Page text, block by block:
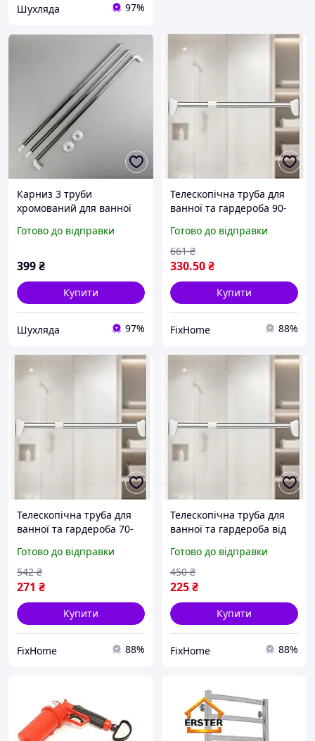
Шухляда 97%
Карниз 3 труби
хромований для ванної
трьох труб збірний
Готово до відправки
399₴
Купити
Шухляда 97%
Телескопічна труба для
ванної та гардероба 90-
регульована конструкція
Готово до відправки
330.50₴
661 ₴
Купити
FixHome 88%
Телескопічна труба для
ванної та гардероба 70-
для економії простору
Готово до відправки
271 ₴
542 ₴
Купити
FixHome 88%
Телескопічна труба для
ванної та гардероба від
універсального
призначення
Готово до відправки
225₴
450 ₴
Купити
FixHome 88%